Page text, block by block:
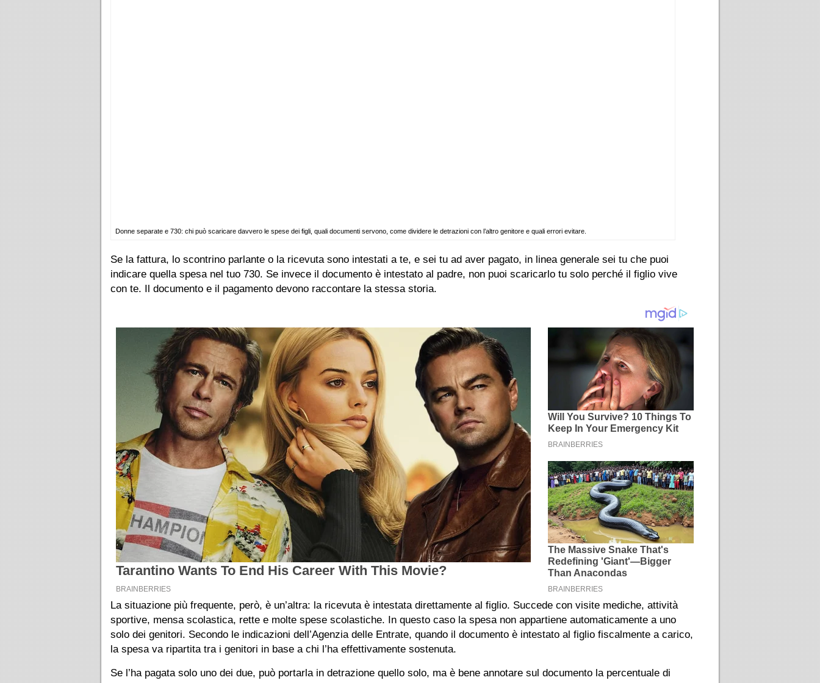
Donne separate e 730: chi può scaricare davvero le spese dei figli, quali documenti servono, come dividere le detrazioni con l’altro genitore e quali errori evitare.
Se la fattura, lo scontrino parlante o la ricevuta sono intestati a te, e sei tu ad aver pagato, in linea generale sei tu che puoi
indicare quella spesa nel tuo 730. Se invece il documento è intestato al padre, non puoi scaricarlo tu solo perché il figlio vive
con te. Il documento e il pagamento devono raccontare la stessa storia.
La situazione più frequente, però, è un’altra: la ricevuta è intestata direttamente al figlio. Succede con visite mediche, attività
sportive, mensa scolastica, rette e molte spese scolastiche. In questo caso la spesa non appartiene automaticamente a uno
solo dei genitori. Secondo le indicazioni dell’Agenzia delle Entrate, quando il documento è intestato al figlio fiscalmente a carico,
la spesa va ripartita tra i genitori in base a chi l’ha effettivamente sostenuta.
Se l’ha pagata solo uno dei due, può portarla in detrazione quello solo, ma è bene annotare sul documento la percentuale di